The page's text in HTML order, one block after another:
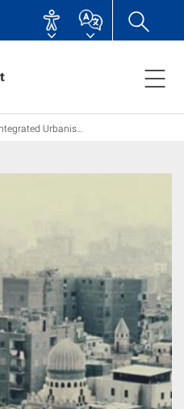
Urbanism and Sustainable Design (IUSD) M.Sc.